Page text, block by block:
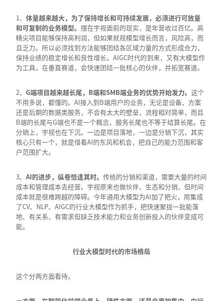
1、体量越来越大，为了保持增长和可持续发展，必须进行可放量
和可复制的业务模型。摆在宇视面前的现实，是年营收过百亿。高
精尖项目能够保持高利润，但如果就规模型增长而言，风险高，而
且乏力。所以必须找到方法能够团结各区域力量的方式形成合力，
保持业绩的稳定增长和良性增长。AIGC时代的到来，又有大模型作
为工具，在垂直赛道，会快速团结一批核心的伙伴，并拓宽赛道。
2、G端项目越来越长尾，B端和SMB端业务的优势开始发力。这个
不用多说，都懂的。AI接入到B端用户的业务，无论是设备、方案
还是后期的数据类服务，不会有太大的壁垒，流程相对简单，而且
B端的长尾与G端也不是一个概念，服务长尾也不等于结算长尾。在
分销上，宇视也在下沉。一边是项目落地，一边是分销下沉，其实
核心只有一个，就是借着AI的东风和机会，把自己的能力范围和客
户范围扩大。
3、AI的进步，纵卷恰逢其时。传统的分销和渠道，需要大量的时间
成本和管理成本去经营。宇视原来也做伙伴、生态和分销，但时间
成本就是很难跨越的障碍。今年通用大模型为AI加了把火，用集成
了CV、NLP、AIGC的行业大模型作为抓手，把快速聚拢一批能落
地、有关系、有需求但缺乏技术能力和业务创新投入的伙伴变成可
能。
行业大模型时代的市场格局
这个分两方面看待。